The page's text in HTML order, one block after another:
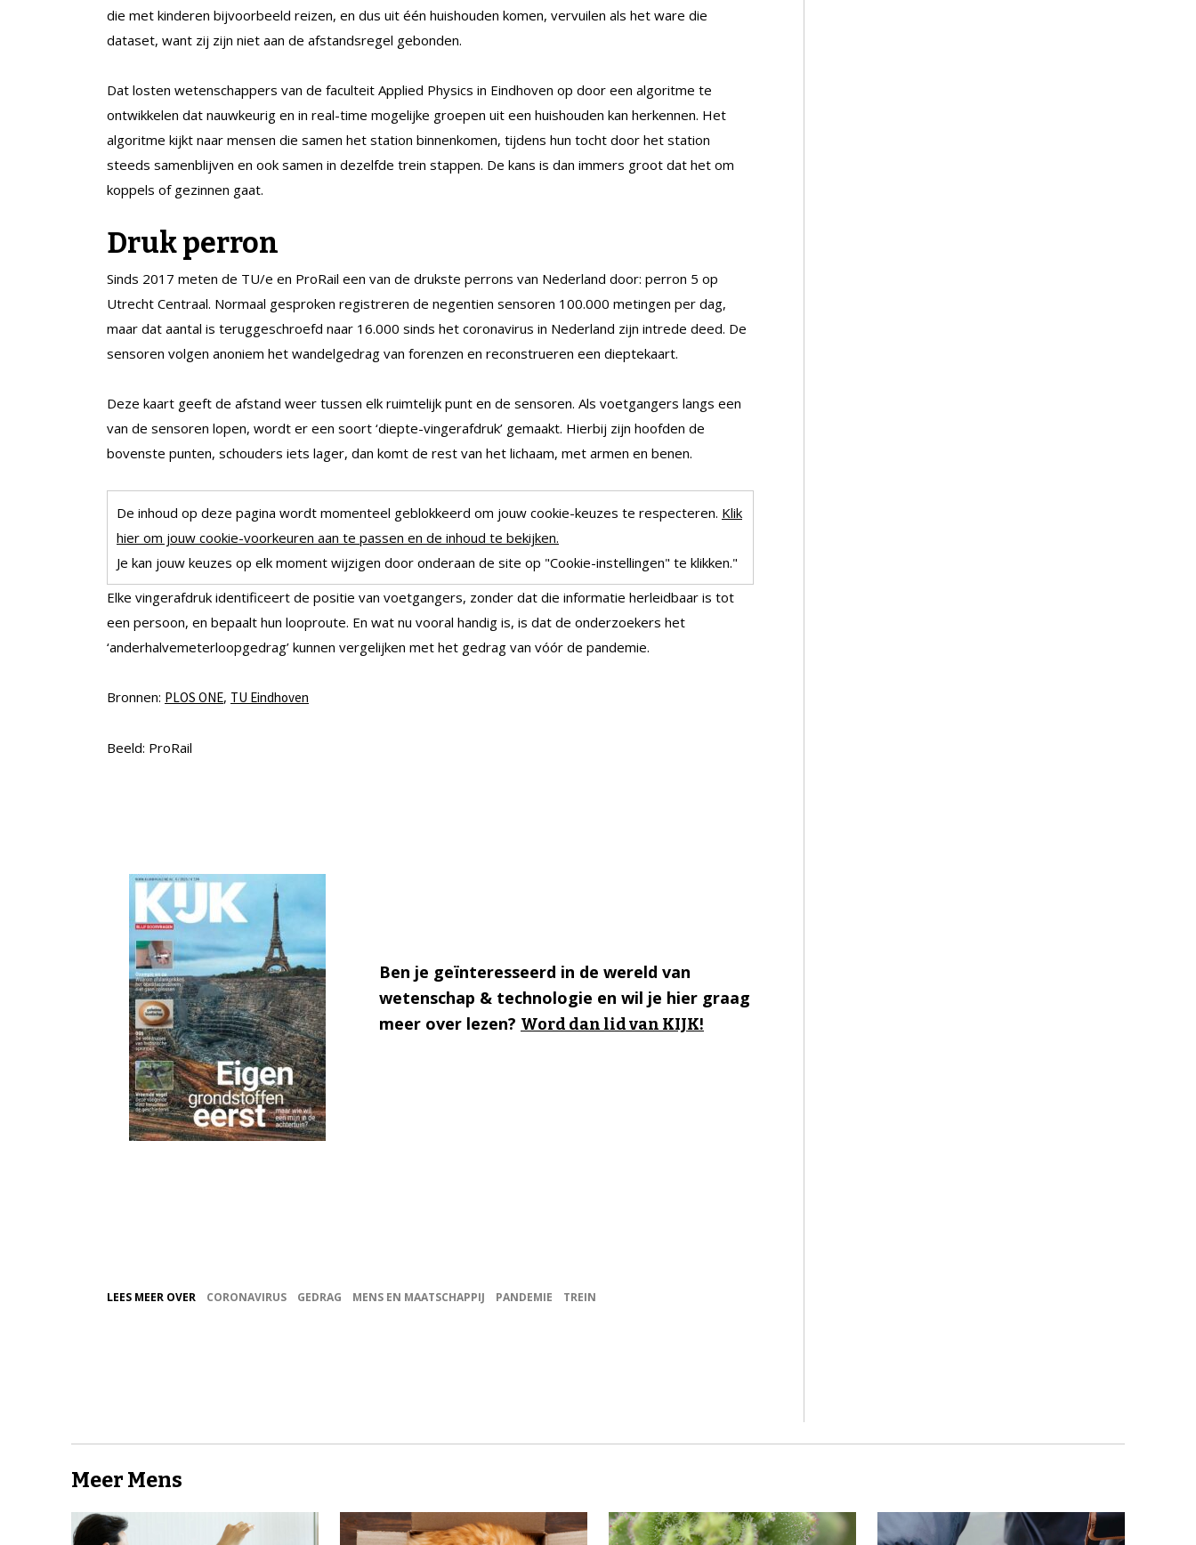
die met kinderen bijvoorbeeld reizen, en dus uit één huishouden komen, vervuilen als het ware die
dataset, want zij zijn niet aan de afstandsregel gebonden.
Dat losten wetenschappers van de faculteit Applied Physics in Eindhoven op door een algoritme te
ontwikkelen dat nauwkeurig en in real-time mogelijke groepen uit een huishouden kan herkennen. Het
algoritme kijkt naar mensen die samen het station binnenkomen, tijdens hun tocht door het station
steeds samenblijven en ook samen in dezelfde trein stappen. De kans is dan immers groot dat het om
koppels of gezinnen gaat.
Druk perron
Sinds 2017 meten de TU/e en ProRail een van de drukste perrons van Nederland door: perron 5 op
Utrecht Centraal. Normaal gesproken registreren de negentien sensoren 100.000 metingen per dag,
maar dat aantal is teruggeschroefd naar 16.000 sinds het coronavirus in Nederland zijn intrede deed. De
sensoren volgen anoniem het wandelgedrag van forenzen en reconstrueren een dieptekaart.
Deze kaart geeft de afstand weer tussen elk ruimtelijk punt en de sensoren. Als voetgangers langs een
van de sensoren lopen, wordt er een soort ‘diepte-vingerafdruk’ gemaakt. Hierbij zijn hoofden de
bovenste punten, schouders iets lager, dan komt de rest van het lichaam, met armen en benen.
De inhoud op deze pagina wordt momenteel geblokkeerd om jouw cookie-keuzes te respecteren. Klik
hier om jouw cookie-voorkeuren aan te passen en de inhoud te bekijken.
Je kan jouw keuzes op elk moment wijzigen door onderaan de site op "Cookie-instellingen" te klikken."
Elke vingerafdruk identificeert de positie van voetgangers, zonder dat die informatie herleidbaar is tot
een persoon, en bepaalt hun looproute. En wat nu vooral handig is, is dat de onderzoekers het
‘anderhalvemeterloopgedrag’ kunnen vergelijken met het gedrag van vóór de pandemie.
Bronnen: PLOS ONE, TU Eindhoven
Beeld: ProRail
Ben je geïnteresseerd in de wereld van
wetenschap & technologie en wil je hier graag
meer over lezen? Word dan lid van KIJK!
LEES MEER OVER CORONAVIRUS GEDRAG MENS EN MAATSCHAPPIJ PANDEMIE TREIN
Meer Mens